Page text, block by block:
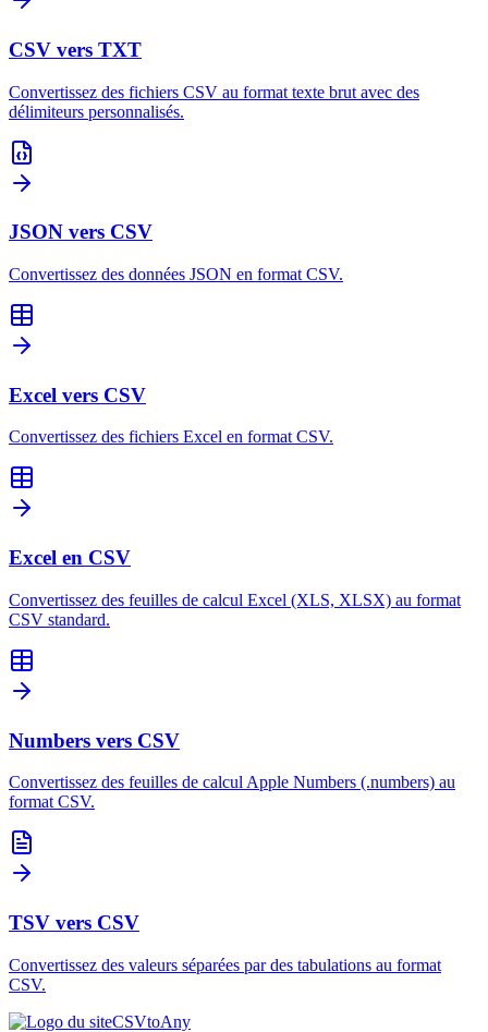
CSV vers TXT
Convertissez des fichiers CSV au format texte brut avec des
délimiteurs personnalisés.
JSON vers CSV
Convertissez des données JSON en format CSV.
Excel vers CSV
Convertissez des fichiers Excel en format CSV.
Excel en CSV
Convertissez des feuilles de calcul Excel (XLS, XLSX) au format
CSV standard.
Numbers vers CSV
Convertissez des feuilles de calcul Apple Numbers (.numbers) au
format CSV.
TSV vers CSV
Convertissez des valeurs séparées par des tabulations au format
CSV.
CSVtoAny